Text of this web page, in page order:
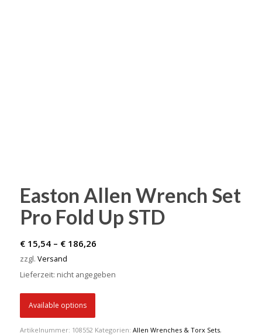
Easton Allen Wrench Set
Pro Fold Up STD
€15,54 – €186,26Preisspanne:
bis
zzgl. Versand
Lieferzeit: nicht angegeben
Available options
Artikelnummer: 108552 Kategorien: Allen Wrenches & Torx Sets,